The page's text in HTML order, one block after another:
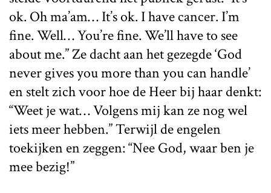
ok. Oh ma’am… It’s ok. I have cancer. I’m
fine. Well… You’re fine. We’ll have to see
about me.” Ze dacht aan het gezegde ‘God
never gives you more than you can handle’
en stelt zich voor hoe de Heer bij haar denkt:
“Weet je wat… Volgens mij kan ze nog wel
iets meer hebben.” Terwijl de engelen
toekijken en zeggen: “Nee God, waar ben je
mee bezig!”